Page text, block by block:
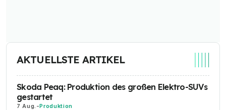
AKTUELLSTE ARTIKEL
Skoda Peaq: Produktion des großen Elektro-SUVs
gestartet
7 Aug. -Produktion